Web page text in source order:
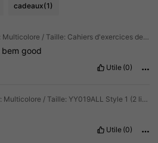
cadeaux(1)
Couleur: Multicolore / Taille: Cahiers d'exercices de chiffres arabes YY019-2
bemgood
Utile (0)
Couleur: Multicolore / Taille: YY019ALL Style 1 (2 livres)
Utile (0)